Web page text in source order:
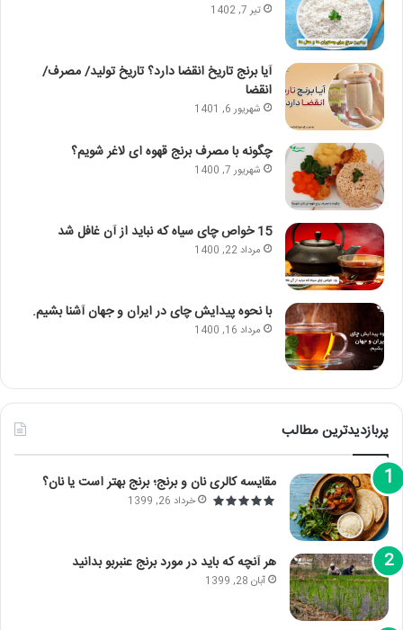
تیر 7, 1402
آیا برنج تاریخ انقضا دارد؟ تاریخ تولید/ مصرف/
انقضا
شهریور 6, 1401
چگونه با مصرف برنج قهوه ای لاغر شویم؟
شهریور 7, 1400
15 خواص چای سیاه که نباید از آن غافل شد
مرداد 22, 1400
با نحوه پیدایش چای در ایران و جهان آشنا بشیم.
مرداد 16, 1400
پربازدیدترین مطالب
مقایسه کالری نان و برنج؛ برنج بهتر است یا نان؟
خرداد 26, 1399
هر آنچه که باید در مورد برنج عنبربو بدانید
آبان 28, 1399